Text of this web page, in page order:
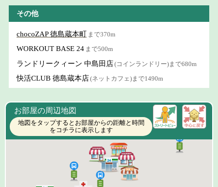
その他
chocoZAP 徳島蔵本町 まで370m
WORKOUT BASE 24 まで500m
ランドリークィーン 中島田店(コインランドリー)まで680m
快活CLUB 徳島蔵本店(ネットカフェ)まで1490m
お部屋の周辺地図
地図をタップするとお部屋からの距離と時間
をコチラに表示します